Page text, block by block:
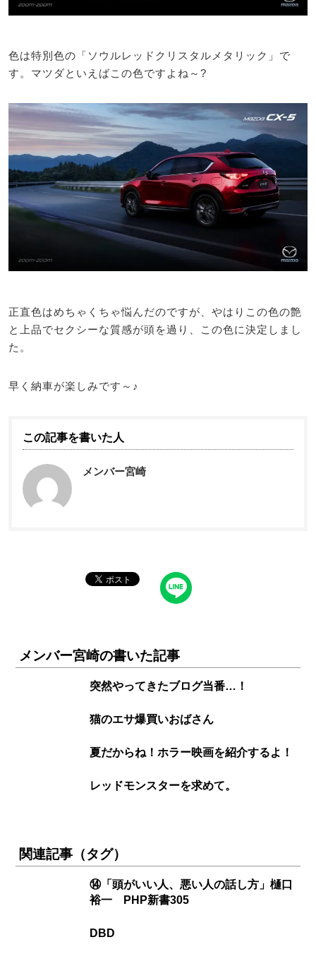
色は特別色の「ソウルレッドクリスタルメタリック」で
す。マツダといえばこの色ですよね～?
正直色はめちゃくちゃ悩んだのですが、やはりこの色の艶
と上品でセクシーな質感が頭を過り、この色に決定しまし
た。
早く納車が楽しみです～♪
この記事を書いた人
メンバー宮崎
メンバー宮崎の書いた記事
突然やってきたブログ当番…！
猫のエサ爆買いおばさん
夏だからね！ホラー映画を紹介するよ！
レッドモンスターを求めて。
関連記事（タグ）
⑭「頭がいい人、悪い人の話し方」樋口
裕一 PHP新書305
DBD